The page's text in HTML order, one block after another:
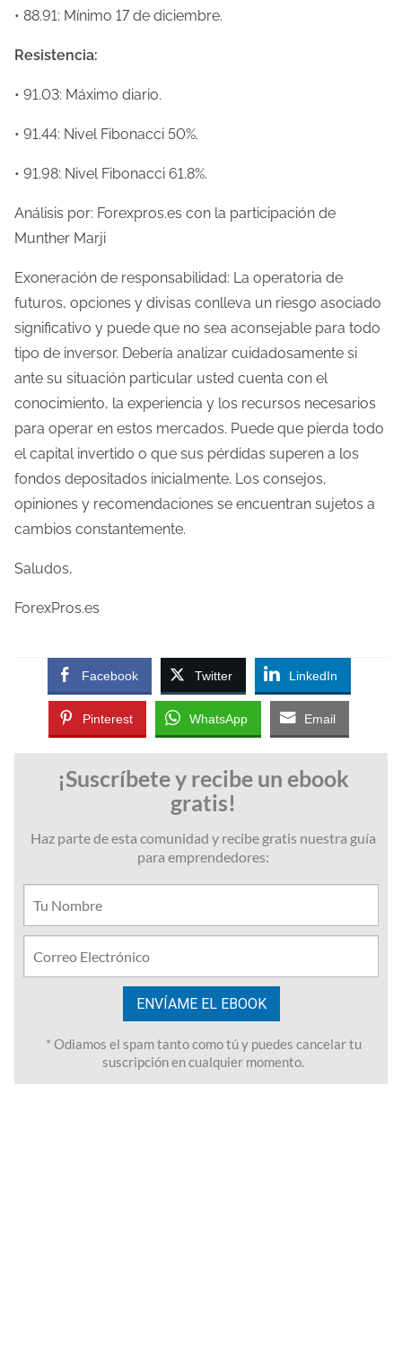
• 88.91: Mínimo 17 de diciembre.
Resistencia:
• 91.03: Máximo diario.
• 91.44: Nivel Fibonacci 50%.
• 91.98: Nivel Fibonacci 61.8%.
Análisis por: Forexpros.es con la participación de
Munther Marji
Exoneración de responsabilidad: La operatoria de
futuros, opciones y divisas conlleva un riesgo asociado
significativo y puede que no sea aconsejable para todo
tipo de inversor. Debería analizar cuidadosamente si
ante su situación particular usted cuenta con el
conocimiento, la experiencia y los recursos necesarios
para operar en estos mercados. Puede que pierda todo
el capital invertido o que sus pérdidas superen a los
fondos depositados inicialmente. Los consejos,
opiniones y recomendaciones se encuentran sujetos a
cambios constantemente.
Saludos,
ForexPros.es
Facebook Twitter LinkedIn
Pinterest WhatsApp Email